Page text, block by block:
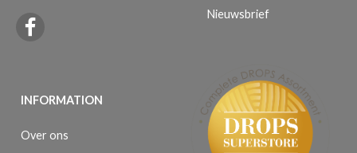
INFORMATION
Over ons
Nieuwsbrief